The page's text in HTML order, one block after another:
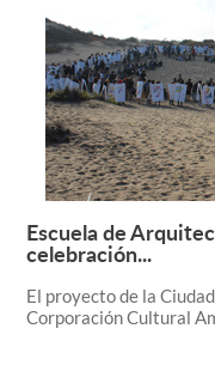
Escuela de
celebración...
El proyecto de la
Corporación Cultural